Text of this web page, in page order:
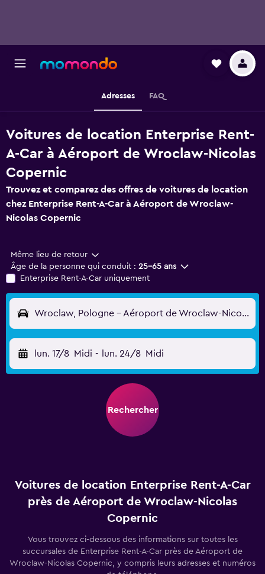
Adresses FAQ
Voitures de location Enterprise Rent-
A-Car à Aéroport de Wroclaw-Nicolas
Copernic
Trouvez et comparez des offres de voitures de location
chez Enterprise Rent-A-Car à Aéroport de Wroclaw-
Nicolas Copernic
Même lieu de retour
Âge de la personne qui conduit : 25-65 ans
Enterprise Rent-A-Car uniquement
Wroclaw, Pologne - Aéroport de Wroclaw-Nicolas Copernic (WRO)
lun. 17/8 Midi - lun. 24/8 Midi
Rechercher
Voitures de location Enterprise Rent-A-Car
près de Aéroport de Wroclaw-Nicolas
Copernic
Vous trouvez ci-dessous des informations sur toutes les
succursales de Enterprise Rent-A-Car près de Aéroport de
Wroclaw-Nicolas Copernic, y compris leurs adresses et numéros